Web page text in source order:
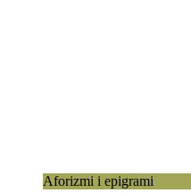
Aforizmi i epigrami